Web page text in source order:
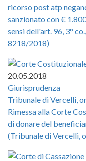
ricorso post atp
sanzionato con €
sensi dell'art. 96, 3°
8218/2018)
20.05.2018
Giurisprudenza
Tribunale di Vercelli,
Rimessa alla Corte
di donare del
(Tribunale di Vercelli,